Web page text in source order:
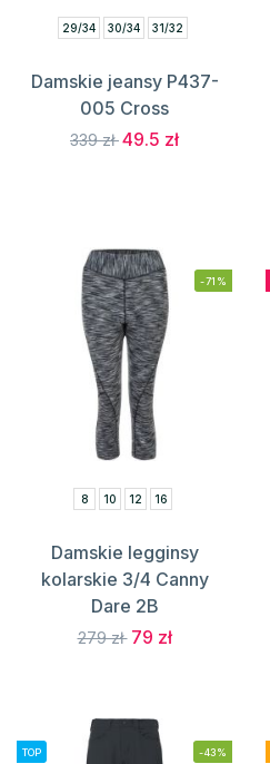
29/34 30/34 31/32
Damskie jeansy P437-
005 Cross
339 zł49.5 zł
-71%
8 10 12 16
Damskie legginsy
kolarskie 3/4 Canny
Dare 2B
279 zł 79 zł
TOP -43%